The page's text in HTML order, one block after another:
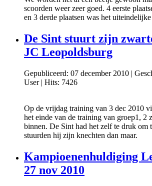
scoorden weer zeer goed. 4 eerste
en 3 derde plaatsen was het uiteindelijke
De Sint stuurt zijn
JC Leopoldsburg
Gepubliceerd: 07 december 2010 |
User| Hits: 7426
Op de vrijdag training van 3 dec 2010
het einde van de training van groep1, 2
binnen. De Sint had het zelf te druk om
stuurden hij zijn knechten dan maar.
Kampioenenhuldiging
27 nov 2010